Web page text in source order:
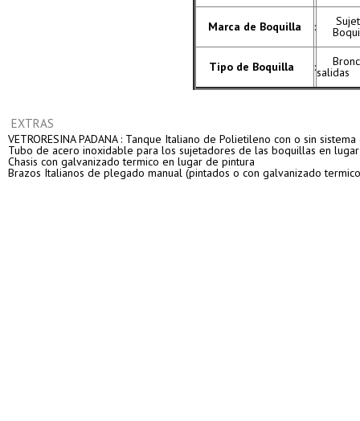
Marca de Boquilla :
Tipo de Boquilla :salidas
EXTRAS
VETRORESINA PADANA : Tanque Italiano de Polietileno con o sin
Tubo de acero inoxidable para los sujetadores de las boquillas en
Chasis con galvanizado termico en lugar de pintura
Brazos Italianos de plegado manual (pintados o con galvanizado